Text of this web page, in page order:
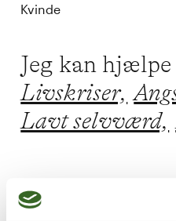
Kvinde
Jeg kan hjælpe
Livskriser,
Lavt selvværd,
Jeg